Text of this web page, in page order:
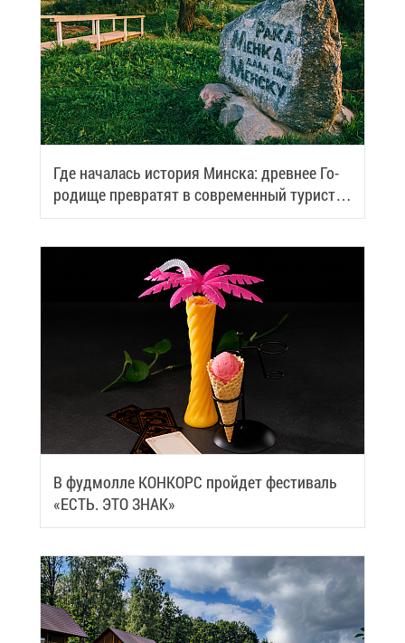
Где на­ча­лась ис­то­рия Мин­ска: древ­нее Го­
ро­ди­ще пре­вра­тят в со­вре­мен­ный ту­ри­сти­
че­ский центр
В фуд­мол­ле КОН­КОРС прой­дет фе­сти­валь
«ЕСТЬ. ЭТО ЗНАК»